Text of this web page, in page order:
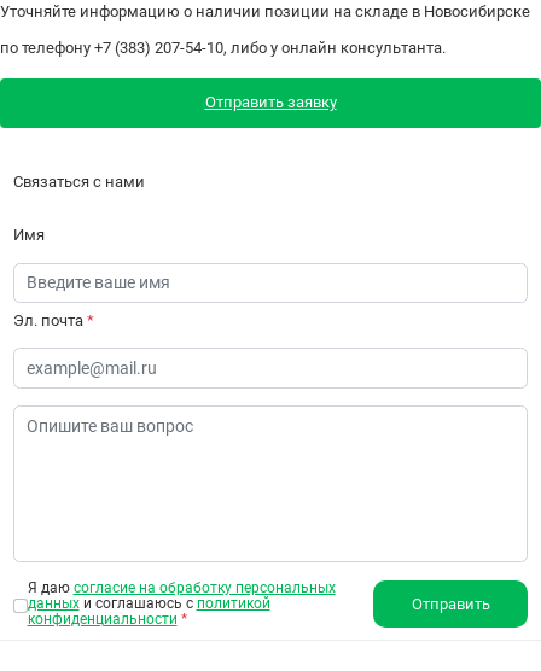
Уточняйте информацию о наличии позиции на складе в Новосибирске
по телефону +7 (383) 207-54-10, либо у онлайн консультанта.
Отправить заявку
Связаться с нами
Имя
Эл. почта *
Я даю согласие на обработку персональных
данныхи соглашаюсь с политикой
конфиденциальности *
Отправить